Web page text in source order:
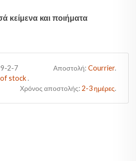
κείμενα και ποιήματα
2-7 Αποστολή: Courrier.
stock.
Χρόνος αποστολής: 2-3 ημέρες.